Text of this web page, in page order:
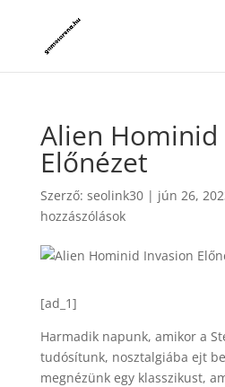
Alien Hominid
Előnézet
Szerző: seolink30| jún 26,
hozzászólások
[ad_1]
Harmadik napunk, amikor a
tudósítunk, nosztalgiába ejt
megnézünk egy klasszikust,